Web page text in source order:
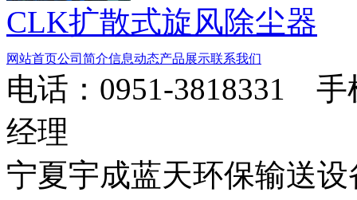
CLK扩散式旋风除尘器
网站首页公司简介信息动态产品展示联系我们
电话：0951-3818331 手
经理
宁夏宇成蓝天环保输送